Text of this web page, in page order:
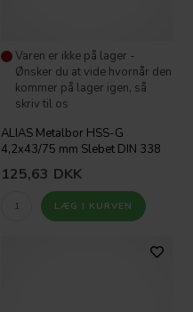
Varen er ikke på lager -
Ønsker du at vide hvornår den
kommer på lager igen, så
skriv til os
ALIAS Metalbor HSS-G
4,2x43/75 mm Slebet DIN 338
125,63 DKK